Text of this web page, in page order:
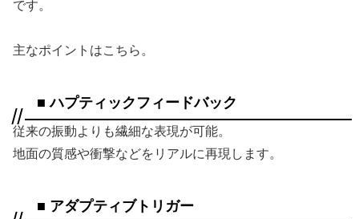
です。
主なポイントはこちら。
■ ハプティックフィードバック
従来の振動よりも繊細な表現が可能。
地面の質感や衝撃などをリアルに再現します。
■ アダプティブトリガー